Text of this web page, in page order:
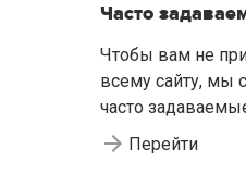
Часто
Чтобы вам не
всему сайту, мы
часто
Перейти